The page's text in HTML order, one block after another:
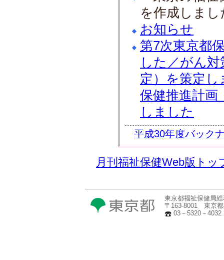
を作成しまし
お知らせ
第7次東京都
した／がん
定）を策定し
保健推進計
しました
平成30年度バック
月刊福祉保健Web版トッ
東京都福祉保健局
〒163-8001 東京都
03－5320－